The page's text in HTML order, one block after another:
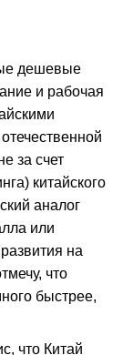
дешевые
и рабочая
за счет
китайского
аналог
или
на
что
быстрее,
что Китай